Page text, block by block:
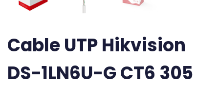
Cable UTP Hikvision
DS-1LN6U-G CT6 305